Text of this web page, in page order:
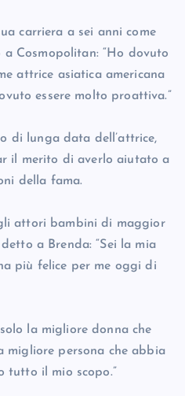
carriera a sei anni come
Cosmopolitan: “Ho dovuto
attrice asiatica americana
essere molto proattiva.”
di lunga data dell’attrice,
il merito di averlo aiutato a
della fama.
attori bambini di maggior
a Brenda: “Sei la mia
più felice per me oggi di
la migliore donna che
migliore persona che abbia
tutto il mio scopo.”